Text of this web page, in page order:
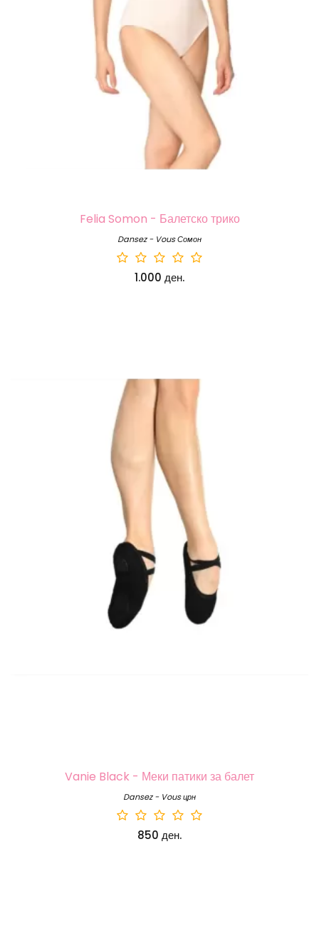
Felia Somon - Балетско трико
Dansez - Vous Сомон
1.000 ден.
Vanie Black - Меки патики за балет
Dansez - Vous црн
850 ден.